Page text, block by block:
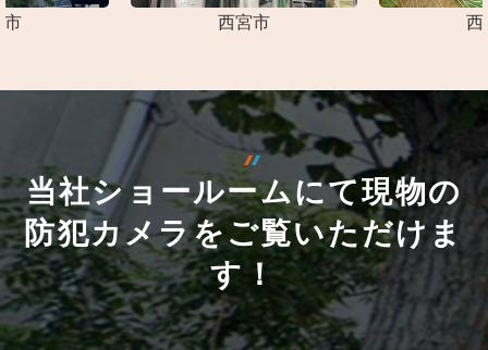
市 西宮市 西
当社ショールームにて現物の
防犯カメラをご覧いただけま
す！